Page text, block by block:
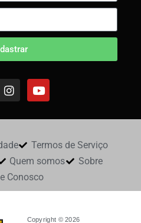
Termos de Serviço
Quem somos
Sobre
Conosco
Copyright © 2026